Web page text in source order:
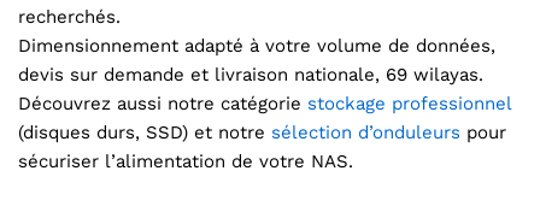
recherchés.
Dimensionnement adapté à votre volume de données,
devis sur demande et livraison nationale, 69 wilayas.
Découvrez aussi notre catégorie stockage professionnel
(disques durs, SSD) et notre sélection d’onduleurs pour
sécuriser l’alimentation de votre NAS.